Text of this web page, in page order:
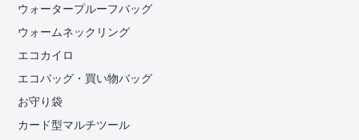
ウォータープルーフバッグ
ウォームネックリング
エコカイロ
エコバッグ・買い物バッグ
お守り袋
カード型マルチツール